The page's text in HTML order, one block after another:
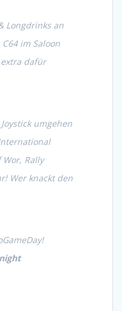
Longdrinks an
im Saloon
dafür
umgehen
Rally
Wer knackt den